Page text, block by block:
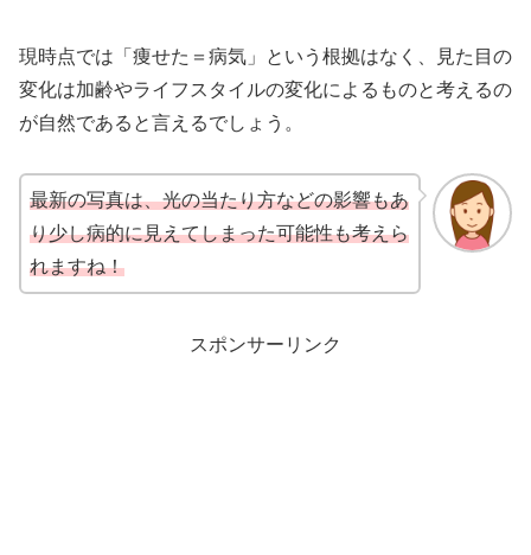
現時点では「痩せた＝病気」という根拠はなく、見た目の
変化は加齢やライフスタイルの変化によるものと考えるの
が自然であると言えるでしょう。
最新の写真は、光の当たり方などの影響もあ
り少し病的に見えてしまった可能性も考えら
れますね！
スポンサーリンク